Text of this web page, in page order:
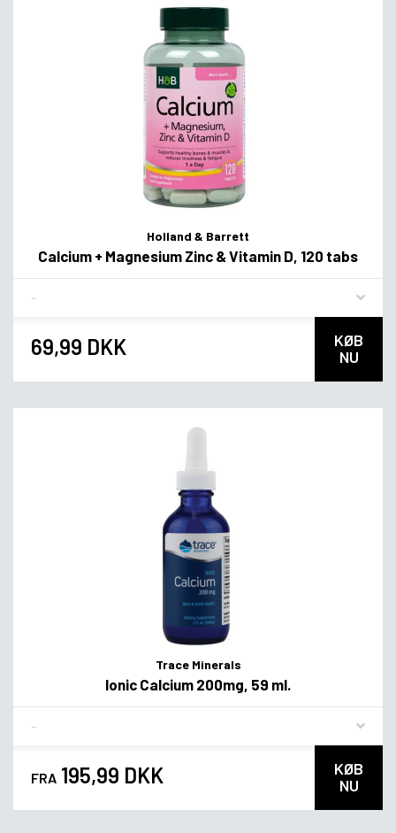
Holland & Barrett
Calcium + Magnesium Zinc & Vitamin D, 120 tabs
69,99 DKK
KØB
NU
Trace Minerals
Ionic Calcium 200mg, 59 ml.
FRA 195,99 DKK
KØB
NU